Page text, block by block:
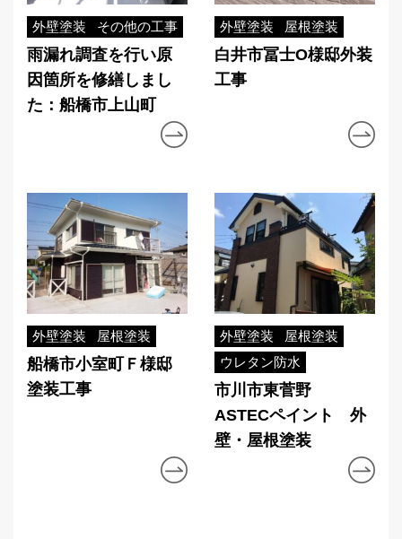
外壁塗装 その他の工事
雨漏れ調査を行い原
因箇所を修繕しまし
た：船橋市上山町
外壁塗装 屋根塗装
白井市冨士O様邸外装
工事
外壁塗装 屋根塗装
船橋市小室町Ｆ様邸
塗装工事
外壁塗装
屋根塗装
ウレタン防水
市川市東菅野
ASTECペイント 外
壁・屋根塗装